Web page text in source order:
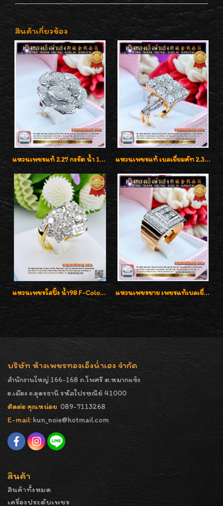
สินค้าเกี่ยวข้อง
แหวนเพชรแท้ 2.27 กะรัต น้ำ 100% เบลเยี่ยมคัท ลวดลายดอกกุหลาบหรู แหวนเพชรแท้ เบลเยี่ยมคัท 2.39 กะรัต น้ำ 98 F-Color/VVS ดีไซน์หน้ากว้างหรูเต็มนิ้ว
แหวนเพชรใสปิ๊ง น้ำ98 F-Color/VVS1 น้ำหนักเพชรรวม 2.56 กะรัต ใส่เต็มนิ้วเพชรเป็นน้ำเป็นเนื้อสวยมากๆค่ะ แหวนเพชรชาย เพชรแท้เบลเยี่ยมคัท น้ำ100% D-Color/VVS 2.46 กะรัต
บริษัท ห้างเพชรทองเอ็งน่ำเฮง จำกัด
สำนักงานใหญ่ 166-168 ถ.โพศรี ต.หมากแข้ง
อ.เมือง จ.อุดรธานี รหัสไปรษณีย์ 41000
ติดต่อ คุณหน่อย 089-7113268
E-mail: kun_noie@hotmail.com
สินค้า
สินค้าทั้งหมด
เครื่องประดับเพชร